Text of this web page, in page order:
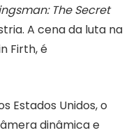
The Secret
A cena da luta na
Firth, é
Estados Unidos, o
dinâmica e